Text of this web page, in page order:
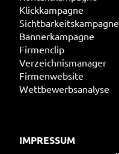
Klickkampagne
Sichtbarkeitskampagne
Bannerkampagne
Firmenclip
Verzeichnismanager
Firmenwebsite
Wettbewerbsanalyse
IMPRESSUM